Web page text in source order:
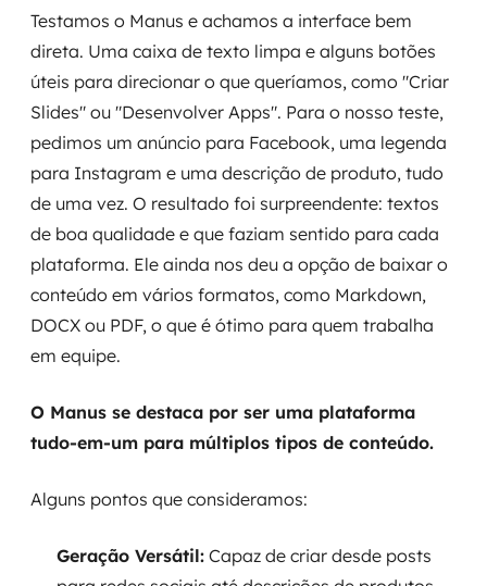
Testamos o Manus e achamos a interface bem
direta. Uma caixa de texto limpa e alguns botões
úteis para direcionar o que queríamos, como "Criar
Slides" ou "Desenvolver Apps". Para o nosso teste,
pedimos um anúncio para Facebook, uma legenda
para Instagram e uma descrição de produto, tudo
de uma vez. O resultado foi surpreendente: textos
de boa qualidade e que faziam sentido para cada
plataforma. Ele ainda nos deu a opção de baixar o
conteúdo em vários formatos, como Markdown,
DOCX ou PDF, o que é ótimo para quem trabalha
em equipe.
O Manus se destaca por ser uma plataforma
tudo-em-um para múltiplos tipos de conteúdo.
Alguns pontos que consideramos:
Geração Versátil: Capaz de criar desde posts